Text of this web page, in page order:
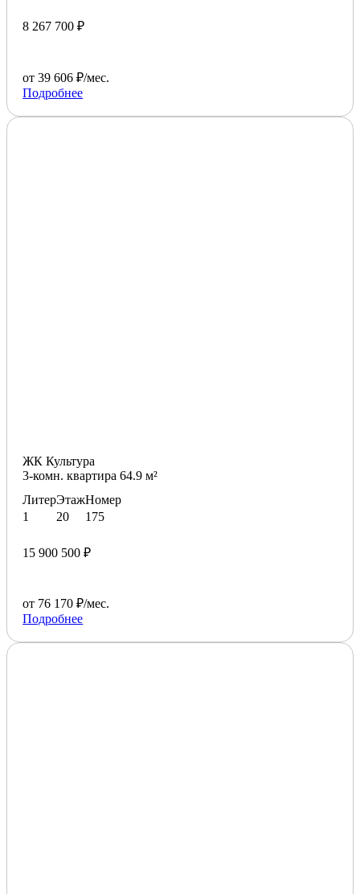
8 267 700 ₽
от 39 606 ₽/мес.
Подробнее
ЖК Культура
3-комн. квартира 64.9 м²
Литер
1
Этаж
20
Номер
175
15 900 500 ₽
от 76 170 ₽/мес.
Подробнее